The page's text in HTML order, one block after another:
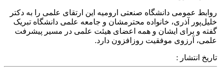
روابط عمومی دانشگاه صنعتی ارومیه این ارتقای علمی را به دکتر
خلیل‌پور آذری، خانواده محترمشان و جامعه علمی دانشگاه تبریک
گفته و برای ایشان و همه اعضای هیئت علمی در مسیر پیشرفت
علمی، آرزوی موفقیت روزافزون دارد.
تاریخ انتشار :